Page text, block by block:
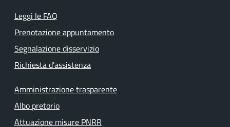
Leggi le FAQ
Prenotazione appuntamento
Segnalazione disservizio
Richiesta d'assistenza
Amministrazione trasparente
Albo pretorio
Attuazione misure PNRR